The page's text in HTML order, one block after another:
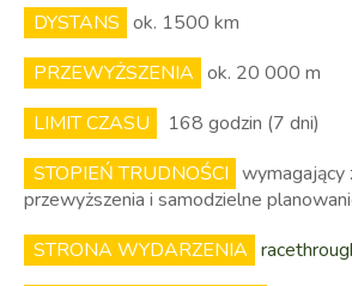
DYSTANS ok. 1500 km
PRZEWYŻSZENIA ok. 20 000 m
LIMIT CZASU
168 godzin (7 dni)
STOPIEŃ TRUDNOŚCI wymagający
przewyższenia i samodzielne
STRONA WYDARZENIA